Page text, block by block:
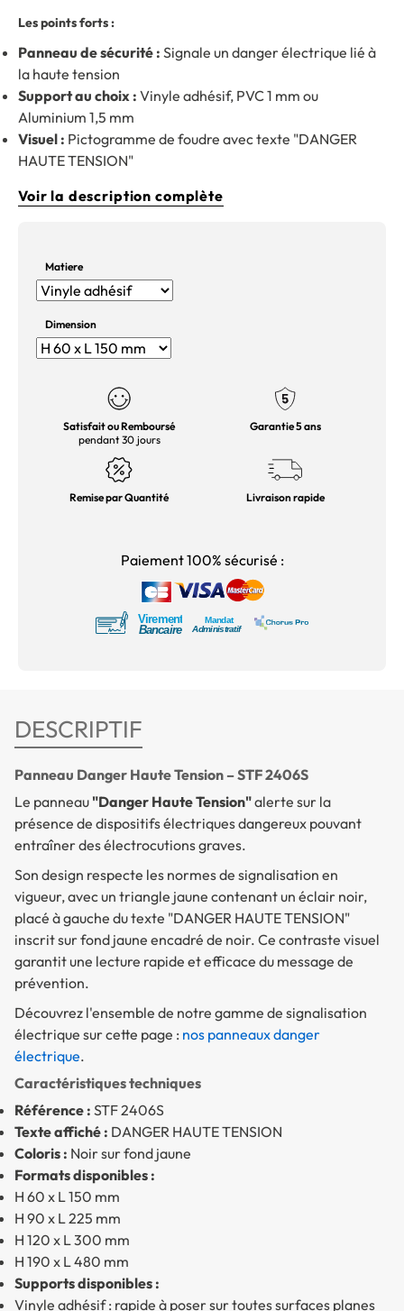
Les points forts :
Panneau de sécurité : Signale un danger électrique lié à
la haute tension
Support au choix : Vinyle adhésif, PVC 1 mm ou
Aluminium 1,5 mm
Visuel : Pictogramme de foudre avec texte "DANGER
HAUTE TENSION"
Voir la description complète
Matiere
Dimension
Satisfait ou Remboursé
pendant 30 jours
Garantie 5 ans
Remise par Quantité Livraison rapide
Paiement 100% sécurisé :
DESCRIPTIF
Panneau Danger Haute Tension – STF 2406S
Le panneau "Danger Haute Tension"alerte sur la
présence de dispositifs électriques dangereux pouvant
entraîner des électrocutions graves.
Son design respecte les normes de signalisation en
vigueur, avec un triangle jaune contenant un éclair noir,
placé à gauche du texte "DANGER HAUTE TENSION"
inscrit sur fond jaune encadré de noir. Ce contraste visuel
garantit une lecture rapide et efficace du message de
prévention.
Découvrez l'ensemble de notre gamme de signalisation
électrique sur cette page : nos panneaux danger
électrique.
Caractéristiques techniques
Référence : STF 2406S
Texte affiché : DANGER HAUTE TENSION
Coloris : Noir sur fond jaune
Formats disponibles :
H 60 x L 150 mm
H 90 x L 225 mm
H 120 x L 300 mm
H 190 x L 480 mm
Supports disponibles :
Vinyle adhésif : rapide à poser sur toutes surfaces planes